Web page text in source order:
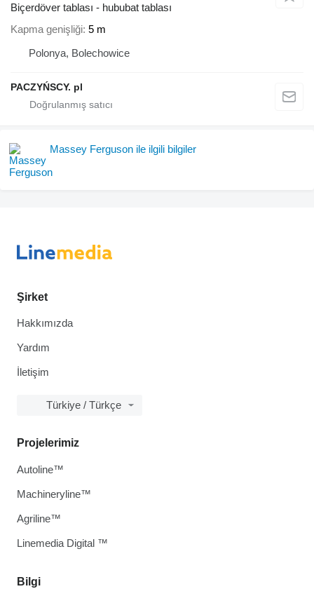
Biçerdöver tablası - hububat tablası
Kapma genişliği 5 m
Polonya, Bolechowice
PACZYŃSCY. pl
Massey Ferguson ile ilgili bilgiler
Şirket
Hakkımızda
Yardım
İletişim
Türkiye / Türkçe
Bilgi
Projelerimiz
Autoline™
Machineryline™
Agriline™
Linemedia Digital ™